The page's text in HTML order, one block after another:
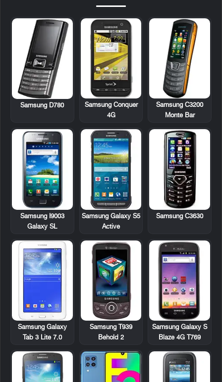
Samsung C3200
Monte Bar
Samsung Conquer
4G
Samsung D780
Samsung C3630
Samsung Galaxy S5
Active
Samsung I9003
Galaxy SL
Samsung Galaxy S
Blaze 4G T769
Samsung T939
Behold 2
Samsung Galaxy
Tab 3 Lite 7.0